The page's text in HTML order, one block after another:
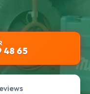
48 65